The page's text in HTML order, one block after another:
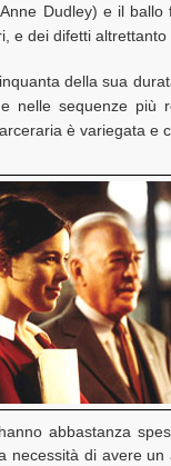
Dudley) e il
e dei difetti altrettanto
della sua
nelle sequenze
è variegata e
abbastanza
necessità di avere